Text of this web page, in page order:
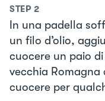
STEP 2
In una padella
un filo d’olio,
cuocere un paio
vecchia
cuocere per